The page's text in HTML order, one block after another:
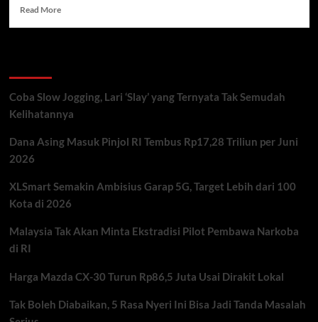
Read MoreRead
Minyak
Terbesar
Ketegangan
Meningkat
Coba Slow Jogging, Lari ‘Slay’ yang Ternyata Tak Semudah
Kelihatannya
Dana Asing Masuk Pinjol RI Tembus Rp17,28 Triliun per Juni
2026
XLSmart Semakin Ambisius Garap 5G, Target Lebih dari 100
Kota di 2026
Malaysia Tak Akan Minta Ekstradisi Pilot Pembawa Narkoba
di RI
Harga Mazda CX-30 Turun Rp86,5 Juta Usai Dirakit Lokal
Tak Boleh Diabaikan, 5 Rasa Nyeri Ini Bisa Jadi Tanda Masalah